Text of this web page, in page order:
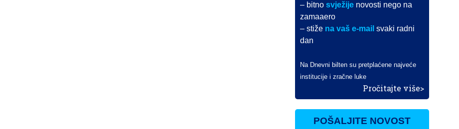
– bitnosvježije novosti nego na
zamaaero
– stiže na vaš e-mail svaki radni
dan
Na Dnevni bilten su pretplaćene najveće
institucije i zračne luke
Pročitajte više>
POŠALJITE NOVOST